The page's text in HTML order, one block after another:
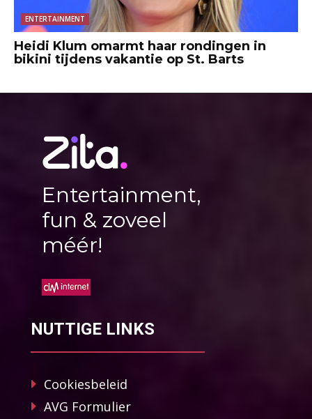
ENTERTAINMENT
Heidi Klum omarmt haar rondingen in
bikini tijdens vakantie op St. Barts
Entertainment,
fun & zoveel
méér!
NUTTIGE LINKS
Cookiesbeleid
AVG Formulier